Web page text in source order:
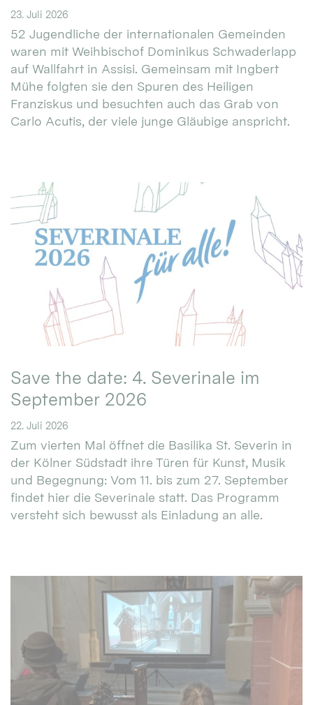
23. Juli 2026
52 Jugendliche der internationalen Gemeinden
waren mit Weihbischof Dominikus Schwaderlapp
auf Wallfahrt in Assisi. Gemeinsam mit Ingbert
Mühe folgten sie den Spuren des Heiligen
Franziskus und besuchten auch das Grab von
Carlo Acutis, der viele junge Gläubige anspricht.
Save the date: 4. Severinale im
September 2026
22. Juli 2026
Zum vierten Mal öffnet die Basilika St. Severin in
der Kölner Südstadt ihre Türen für Kunst, Musik
und Begegnung: Vom 11. bis zum 27. September
findet hier die Severinale statt. Das Programm
versteht sich bewusst als Einladung an alle.